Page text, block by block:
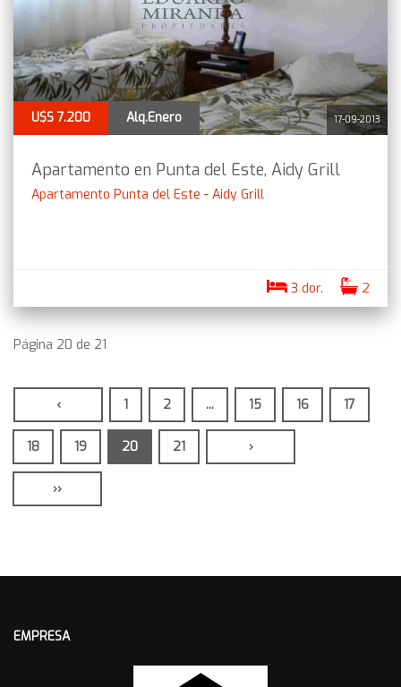
17-09-2013
U$S 7.200 Alq.Enero
Apartamento en Punta del Este, Aidy Grill
Apartamento Punta del Este - Aidy Grill
3 dor. 2
Página 20 de 21
‹ 1 2 ... 15 16 17
18 19 20 21 ›
››
EMPRESA